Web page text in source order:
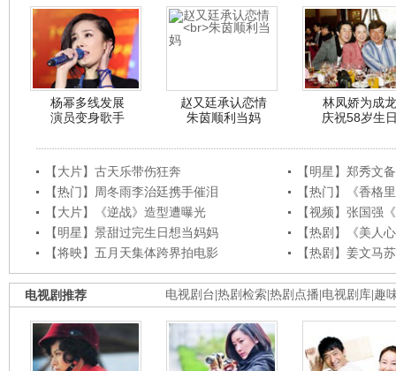
杨幂多线发展
演员变身歌手
赵又廷承认恋情
朱茵顺利当妈
林凤娇为成龙
庆祝58岁生
【大片】古天乐带伤狂奔
【明星】郑秀文
【热门】周冬雨李治廷携手催泪
【热门】《香格
【大片】《逆战》造型遭曝光
【视频】张国强
【明星】景甜过完生日想当妈妈
【热剧】《美人
【将映】五月天集体跨界拍电影
【热剧】姜文马
电视剧台 热剧检索 热剧点播 电视剧库 趣
电视剧推荐